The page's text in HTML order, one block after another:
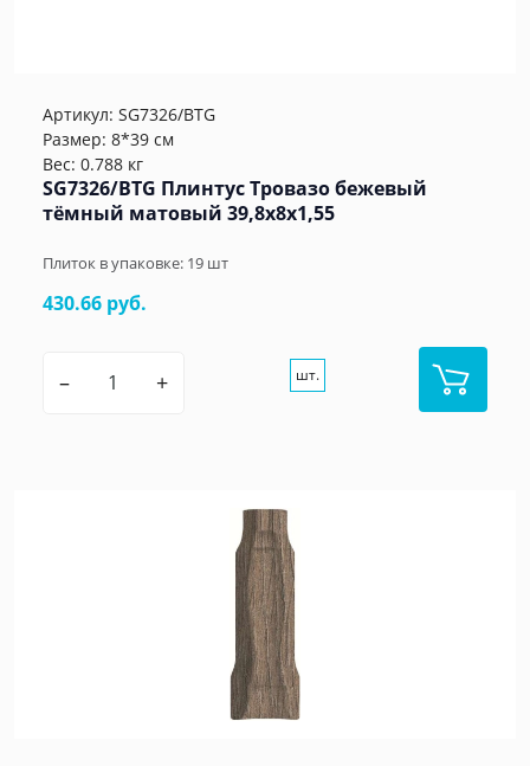
Артикул: SG7326/BTG
Размер: 8*39 см
Вес: 0.788 кг
SG7326/BTG Плинтус Тровазо бежевый
тёмный матовый 39,8x8x1,55
Плиток в упаковке: 19 шт
430.66 руб.
– + шт.